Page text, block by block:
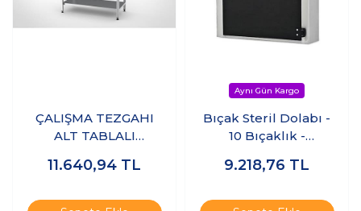
ÇALIŞMA TEZGAHI
ALT TABLALI
18/10 Paslanmaz
11.640,94 TL
Bıçak Steril Dolabı -
10 Bıçaklık -
9.218,76 TL